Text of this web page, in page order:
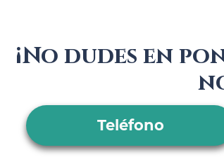
¡No dudes en
Teléfono